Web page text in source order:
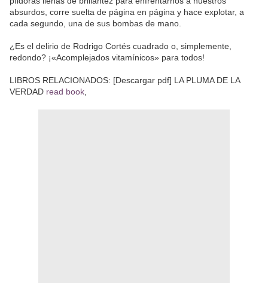
absurdos, corre suelta de página en página y hace explotar, a
cada segundo, una de sus bombas de mano.
¿Es el delirio de Rodrigo Cortés cuadrado o, simplemente,
redondo? ¡«Acomplejados vitamínicos» para todos!
LIBROS RELACIONADOS: [Descargar pdf] LA PLUMA DE LA
VERDAD read book